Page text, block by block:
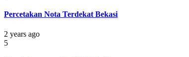
Percetakan Nota Terdekat Bekasi
2 years ago
5